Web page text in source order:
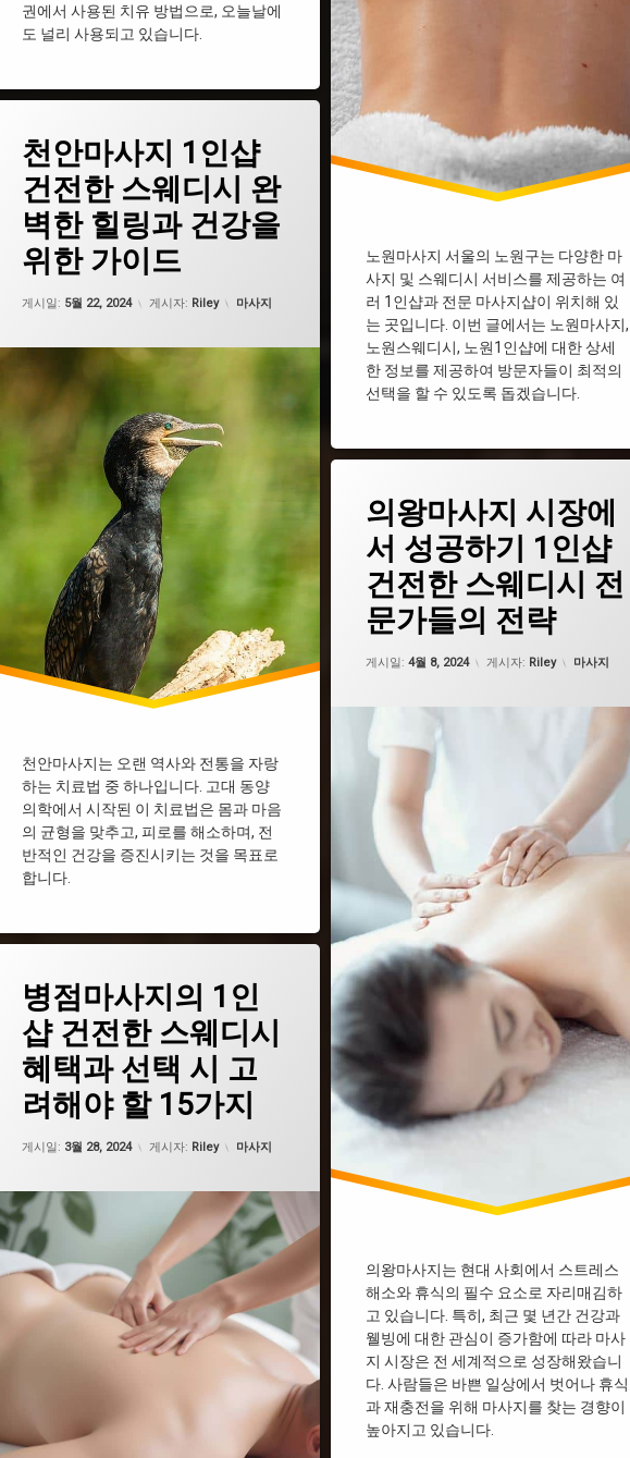
권에서 사용된 치유 방법으로, 오늘날에
도 널리 사용되고 있습니다.
노원마사지 서울의 노원구는 다양한 마
사지 및 스웨디시 서비스를 제공하는 여
러 1인샵과 전문 마사지샵이 위치해 있
는 곳입니다. 이번 글에서는 노원마사지,
노원스웨디시, 노원1인샵에 대한 상세
한 정보를 제공하여 방문자들이 최적의
선택을 할 수 있도록 돕겠습니다.
천안마사지 1인샵
건전한 스웨디시 완
벽한 힐링과 건강을
위한 가이드
게시일: 5월 22, 2024
업데이트 날짜: 2월 19, 2025
게시자: Riley 카테고리:
마사지
천안마사지는 오랜 역사와 전통을 자랑
하는 치료법 중 하나입니다. 고대 동양
의학에서 시작된 이 치료법은 몸과 마음
의 균형을 맞추고, 피로를 해소하며, 전
반적인 건강을 증진시키는 것을 목표로
합니다.
천안1인샵
천안건마
천안마사지
천안스웨디시
의왕마사지 시장에
서 성공하기 1인샵
건전한 스웨디시 전
문가들의 전략
게시일: 4월 8, 2024
업데이트 날짜: 2월 19, 2025
게시자: Riley 카테고리:
마사지
의왕마사지는 현대 사회에서 스트레스
해소와 휴식의 필수 요소로 자리매김하
고 있습니다. 특히, 최근 몇 년간 건강과
웰빙에 대한 관심이 증가함에 따라 마사
지 시장은 전 세계적으로 성장해왔습니
다. 사람들은 바쁜 일상에서 벗어나 휴식
과 재충전을 위해 마사지를 찾는 경향이
높아지고 있습니다.
의왕1인샵
의왕건마
의왕마사지
의왕스웨디시
병점마사지의 1인
샵 건전한 스웨디시
혜택과 선택 시 고
려해야 할 15가지
게시일: 3월 28, 2024
업데이트 날짜: 2월 19, 2025
게시자: Riley 카테고리:
마사지
병점1인샵
병점건마
병점마사지
병점스웨디시